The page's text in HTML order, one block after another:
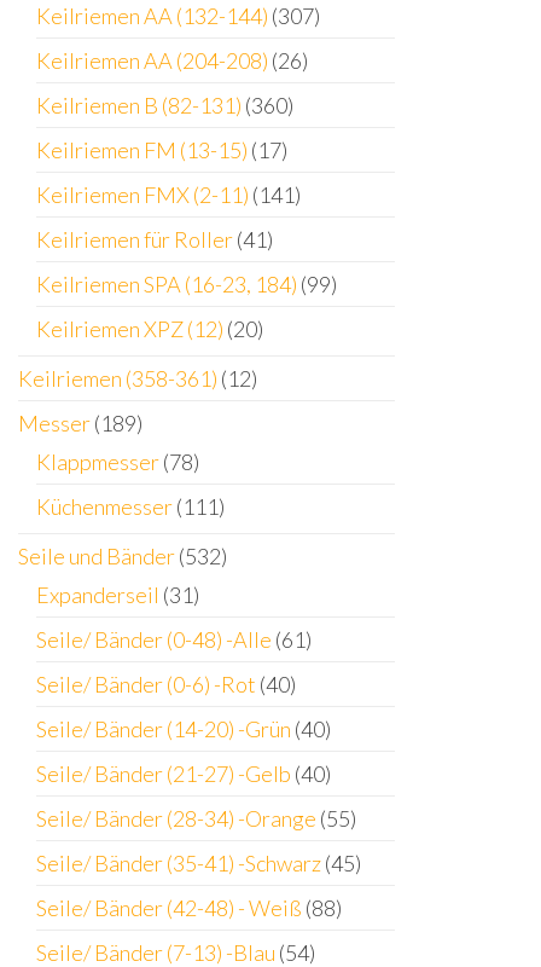
Keilriemen AA (132-144) (307)
Keilriemen AA (204-208) (26)
Keilriemen B (82-131) (360)
Keilriemen FM (13-15) (17)
Keilriemen FMX (2-11) (141)
Keilriemen für Roller(41)
Keilriemen SPA (16-23, 184) (99)
Keilriemen XPZ (12) (20)
Keilriemen (358-361) (12)
Messer(189)
Klappmesser(78)
Küchenmesser(111)
Seile und Bänder(532)
Expanderseil (31)
Seile/ Bänder (0-48) -Alle (61)
Seile/ Bänder (0-6) -Rot (40)
Seile/ Bänder (14-20) -Grün (40)
Seile/ Bänder (21-27) -Gelb (40)
Seile/ Bänder (28-34) -Orange (55)
Seile/ Bänder (35-41) -Schwarz(45)
Seile/ Bänder (42-48) - Weiß (88)
Seile/ Bänder (7-13) -Blau (54)